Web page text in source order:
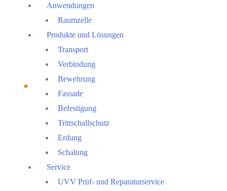
Anwendungen
Raumzelle
Produkte und Lösungen
Transport
Verbindung
Bewehrung
Fassade
Befestigung
Trittschallschutz
Erdung
Schalung
Service
UVV Prüf- und Reparaturservice